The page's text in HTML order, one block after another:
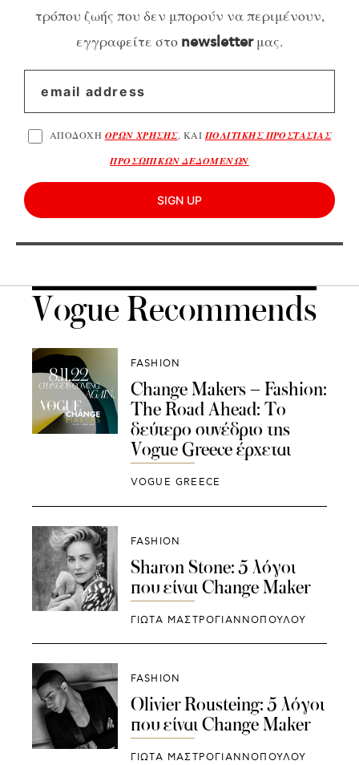
τρόπου ζωής που δεν μπορούν να περιμένουν,
εγγραφείτε στο newsletterμας.
ΑΠΟΔΟΧΗ ΟΡΩΝ ΧΡΗΣΗΣ, ΚΑΙ ΠΟΛΙΤΙΚΗΣ ΠΡΟΣΤΑΣΙΑΣ
ΠΡΟΣΩΠΙΚΩΝ ΔΕΔΟΜΕΝΩΝ
SIGN UP
Vogue Recommends
FASHION
Change Makers – Fashion:
The Road Ahead: Το
δεύτερο συνέδριο της
Vogue Greece έρχεται
VOGUE GREECE
FASHION
Sharon Stone: 5 λόγοι
που είναι Change Maker
ΓΙΩΤΑ ΜΑΣΤΡΟΓΙΑΝΝΟΠΟΥΛΟΥ
FASHION
Olivier Rousteing: 5 λόγοι
που είναι Change Maker
ΓΙΩΤΑ ΜΑΣΤΡΟΓΙΑΝΝΟΠΟΥΛΟΥ